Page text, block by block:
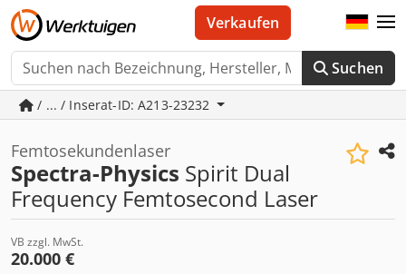
Suchen
Verkaufen
/ ... / Inserat-ID: A213-23232
Femtosekundenlaser
Spectra-Physics Spirit Dual
Frequency Femtosecond Laser
VB zzgl. MwSt.
20.000 €